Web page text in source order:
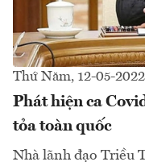
Thứ Năm, 12-05-2022
Phát hiện ca
tỏa toàn quốc
Nhà lãnh đạo Triều